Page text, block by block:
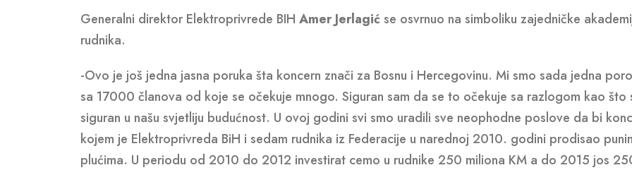
Generalni direktor Elektroprivrede BIH Amer Jerlagić se osvrnuo na simboliku zajedničke
rudnika.
-Ovo je još jedna jasna poruka šta koncern znači za Bosnu i Hercegovinu. Mi smo sada jedna
sa 17000 članova od koje se očekuje mnogo. Siguran sam da se to očekuje sa razlogom kao što
siguran u našu svjetliju budućnost. U ovoj godini svi smo uradili sve neophodne poslove da bi
kojem je Elektroprivreda BiH i sedam rudnika iz Federacije u narednoj 2010. godini prodisao
plućima. U periodu od 2010 do 2012 investirat cemo u rudnike 250 miliona KM a do 2015 jos